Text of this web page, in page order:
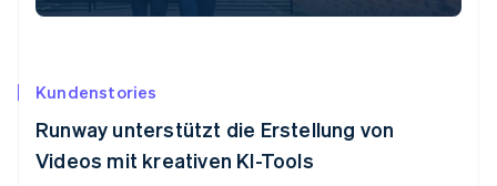
Kundenstories
Runway unterstützt die Erstellung von
Videos mit kreativen KI-Tools